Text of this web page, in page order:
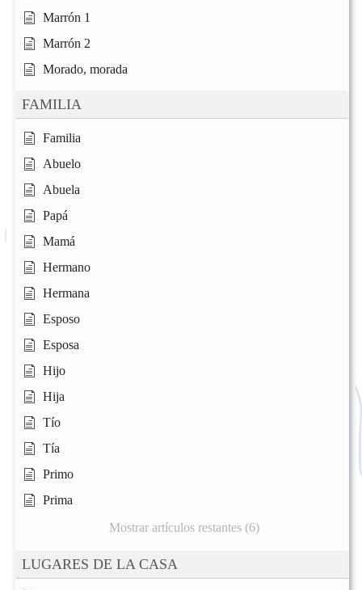
Marrón 1
Marrón 2
Morado, morada
FAMILIA
Familia
Abuelo
Abuela
Papá
Mamá
Hermano
Hermana
Esposo
Esposa
Hijo
Hija
Tío
Tía
Primo
Prima
Mostrar artículos restantes (6)
LUGARES DE LA CASA